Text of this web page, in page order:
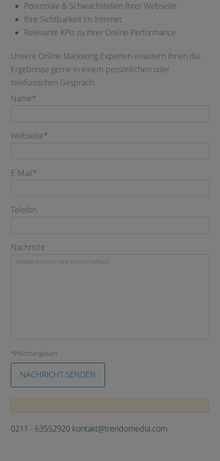
Potenziale & Schwachstellen Ihrer Webseite
Ihre Sichtbarkeit im Internet
Relevante KPIs zu Ihrer Online-Performance
Unsere Online Marketing Experten erläutern Ihnen die
Ergebnisse gerne in einem persönlichen oder
telefonischen Gespräch.
Name*
Webseite*
E-Mail*
Telefon
Nachricht
*Pflichtangaben
0211 - 63552920 kontakt@trendomedia.com